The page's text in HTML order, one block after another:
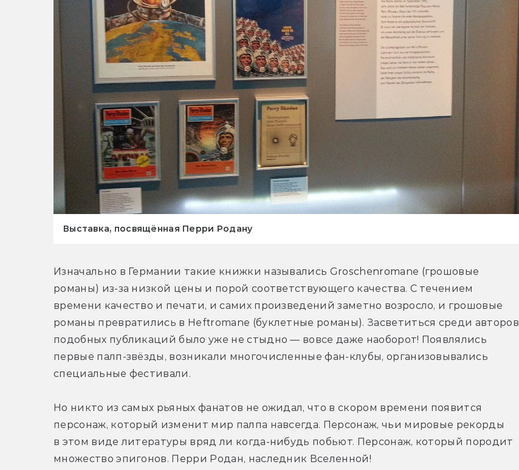
Выставка, посвящённая Перри Родану
Изначально в Германии такие книжки назывались Groschenromane (грошовые
романы) из-за низкой цены и порой соответствующего качества. С течением
времени качество и печати, и самих произведений заметно возросло, и грошовые
романы превратились в Heftromane (буклетные романы). Засветиться среди авторов
подобных публикаций было уже не стыдно — вовсе даже наоборот! Появлялись
первые палп-звёзды, возникали многочисленные фан-клубы, организовывались
специальные фестивали.
Но никто из самых рьяных фанатов не ожидал, что в скором времени появится
персонаж, который изменит мир палпа навсегда. Персонаж, чьи мировые рекорды
в этом виде литературы вряд ли когда-нибудь побьют. Персонаж, который породит
множество эпигонов. Перри Родан, наследник Вселенной!